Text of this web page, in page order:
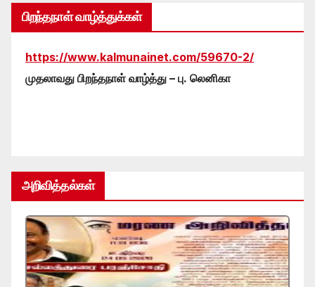
பிறந்தநாள் வாழ்த்துக்கள்
https://www.kalmunainet.com/59670-2/
முதலாவது பிறந்தநாள் வாழ்த்து – பு. லெனிகா
அறிவித்தல்கள்